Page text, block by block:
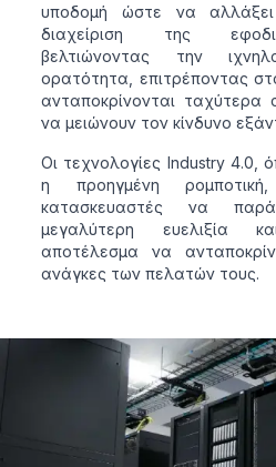
υποδομή ώστε να
διαχείριση της
βελτιώνοντας την
ορατότητα, επιτρέποντας
ανταποκρίνονται ταχύτερα
να μειώνουν τον κίνδυνο
Οι τεχνολογίες Industry 4.0,
η προηγμένη
κατασκευαστές να
μεγαλύτερη ευελιξία
αποτέλεσμα να
ανάγκες των πελατών τους.